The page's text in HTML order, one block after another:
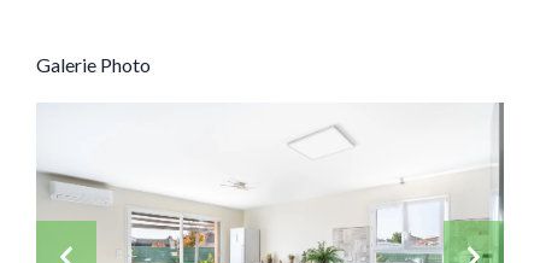
Galerie Photo